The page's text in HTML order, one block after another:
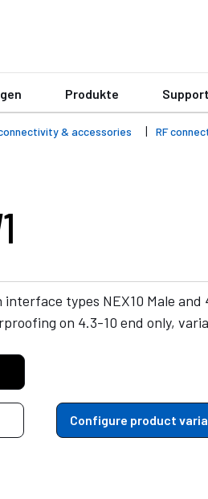
Produkte Support
& accessories RF
types NEX10 Male and
on 4.3-10 end only,
Configure product